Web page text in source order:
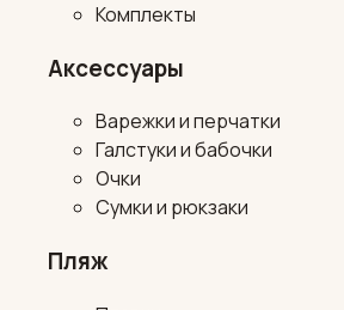
Комплекты
Аксессуары
Варежки и перчатки
Галстуки и бабочки
Очки
Сумки и рюкзаки
Пляж